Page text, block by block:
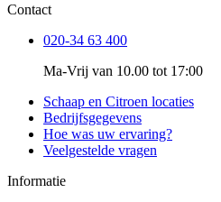
Contact
020-34 63 400
Ma-Vrij van 10.00 tot 17:00
Schaap en Citroen locaties
Bedrijfsgegevens
Hoe was uw ervaring?
Veelgestelde vragen
Informatie